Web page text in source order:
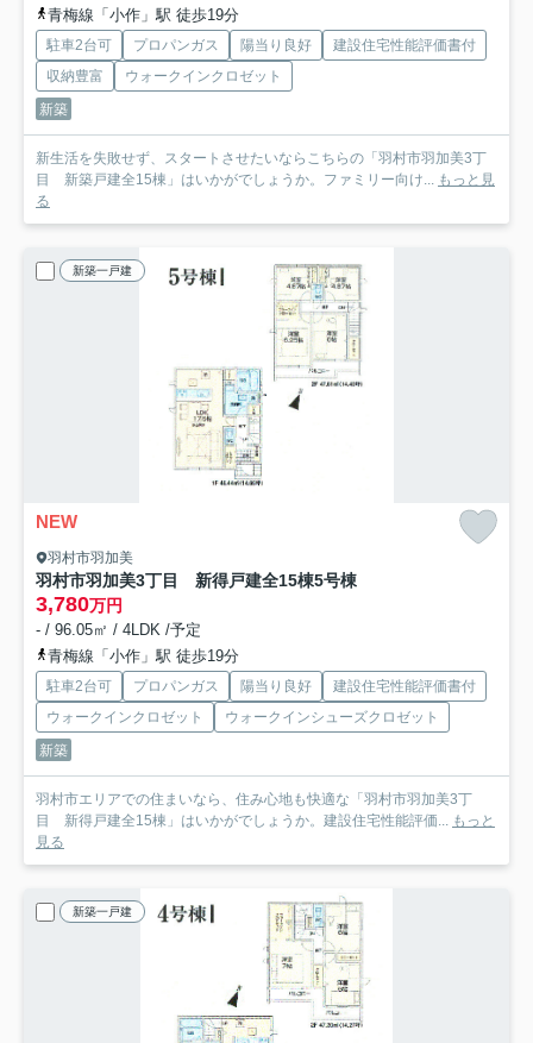
青梅線「小作」駅 徒歩19分
駐車2台可 プロパンガス 陽当り良好
建設住宅性能評価書付
収納豊富
ウォークインクロゼット
新築
新生活を失敗せず、スタートさせたいならこちらの「羽村市羽加美3丁
目 新築戸建全15棟」はいかがでしょうか。ファミリー向け... もっと見
る
新築一戸建
NEW
羽村市羽加美
羽村市羽加美3丁目 新得戸建全15棟5号棟
3,780万円
- / 96.05㎡ / 4LDK /予定
青梅線「小作」駅 徒歩19分
駐車2台可 プロパンガス 陽当り良好
建設住宅性能評価書付
ウォークインクロゼット
ウォークインシューズクロゼット
新築
羽村市エリアでの住まいなら、住み心地も快適な「羽村市羽加美3丁
目 新得戸建全15棟」はいかがでしょうか。建設住宅性能評価... もっと
見る
新築一戸建